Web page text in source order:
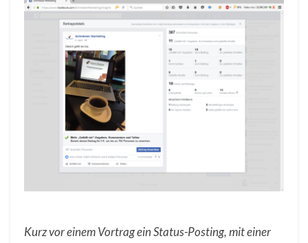
Kurz vor einem Vortrag ein Status-Posting, mit einer